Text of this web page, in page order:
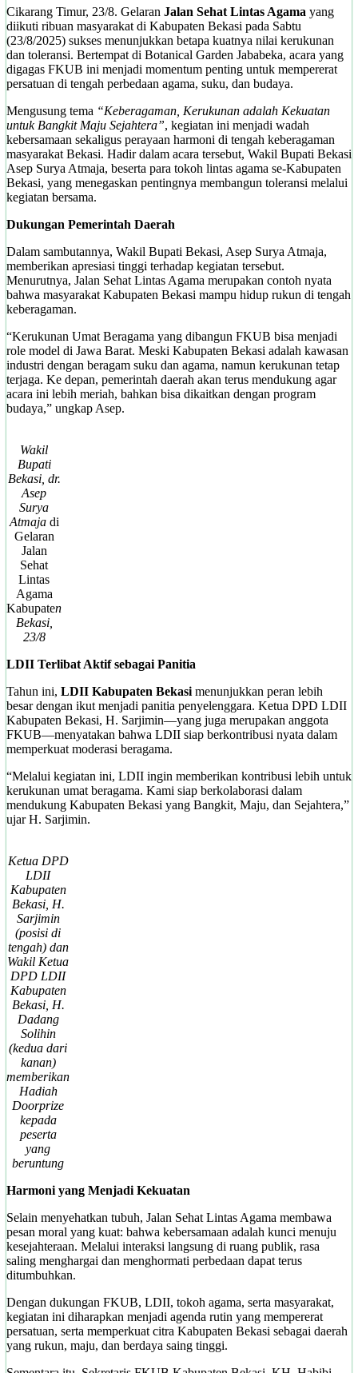
Cikarang Timur, 23/8. Gelaran Jalan Sehat Lintas Agama yang
diikuti ribuan masyarakat di Kabupaten Bekasi pada Sabtu
(23/8/2025) sukses menunjukkan betapa kuatnya nilai kerukunan
dan toleransi. Bertempat di Botanical Garden Jababeka, acara yang
digagas FKUB ini menjadi momentum penting untuk mempererat
persatuan di tengah perbedaan agama, suku, dan budaya.
Mengusung tema “Keberagaman, Kerukunan adalah Kekuatan
untuk Bangkit Maju Sejahtera”, kegiatan ini menjadi wadah
kebersamaan sekaligus perayaan harmoni di tengah keberagaman
masyarakat Bekasi. Hadir dalam acara tersebut, Wakil Bupati Bekasi
Asep Surya Atmaja, beserta para tokoh lintas agama se-Kabupaten
Bekasi, yang menegaskan pentingnya membangun toleransi melalui
kegiatan bersama.
Dukungan Pemerintah Daerah
Dalam sambutannya, Wakil Bupati Bekasi, Asep Surya Atmaja,
memberikan apresiasi tinggi terhadap kegiatan tersebut.
Menurutnya, Jalan Sehat Lintas Agama merupakan contoh nyata
bahwa masyarakat Kabupaten Bekasi mampu hidup rukun di tengah
keberagaman.
“Kerukunan Umat Beragama yang dibangun FKUB bisa menjadi
role model di Jawa Barat. Meski Kabupaten Bekasi adalah kawasan
industri dengan beragam suku dan agama, namun kerukunan tetap
terjaga. Ke depan, pemerintah daerah akan terus mendukung agar
acara ini lebih meriah, bahkan bisa dikaitkan dengan program
budaya,” ungkap Asep.
Wakil
Bupati
Bekasi, dr.
Asep
Surya
Atmajadi
Gelaran
Jalan
Sehat
Lintas
Agama
Kabupaten
Bekasi,
23/8
LDII Terlibat Aktif sebagai Panitia
Tahun ini, LDII Kabupaten Bekasi menunjukkan peran lebih
besar dengan ikut menjadi panitia penyelenggara. Ketua DPD LDII
Kabupaten Bekasi, H. Sarjimin—yang juga merupakan anggota
FKUB—menyatakan bahwa LDII siap berkontribusi nyata dalam
memperkuat moderasi beragama.
“Melalui kegiatan ini, LDII ingin memberikan kontribusi lebih untuk
kerukunan umat beragama. Kami siap berkolaborasi dalam
mendukung Kabupaten Bekasi yang Bangkit, Maju, dan Sejahtera,”
ujar H. Sarjimin.
Ketua DPD
LDII
Kabupaten
Bekasi, H.
Sarjimin
(posisi di
tengah) dan
Wakil Ketua
DPD LDII
Kabupaten
Bekasi, H.
Dadang
Solihin
(kedua dari
kanan)
memberikan
Hadiah
Doorprize
kepada
peserta
yang
beruntung
Harmoni yang Menjadi Kekuatan
Selain menyehatkan tubuh, Jalan Sehat Lintas Agama membawa
pesan moral yang kuat: bahwa kebersamaan adalah kunci menuju
kesejahteraan. Melalui interaksi langsung di ruang publik, rasa
saling menghargai dan menghormati perbedaan dapat terus
ditumbuhkan.
Dengan dukungan FKUB, LDII, tokoh agama, serta masyarakat,
kegiatan ini diharapkan menjadi agenda rutin yang mempererat
persatuan, serta memperkuat citra Kabupaten Bekasi sebagai daerah
yang rukun, maju, dan berdaya saing tinggi.